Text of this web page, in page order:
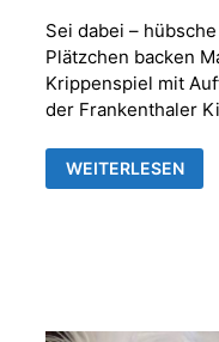
Sei dabei –
Plätzchen backen
Krippenspiel mit
der Frankenthaler
WIR
SUCHEN
DICH
WEITERLESEN